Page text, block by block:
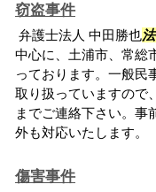
窃盗事件
弁護士法人 中田勝也
中心に、土浦市、常総
っております。一般民
取り扱っていますので、
までご連絡下さい。事
外も対応いたします。
傷害事件